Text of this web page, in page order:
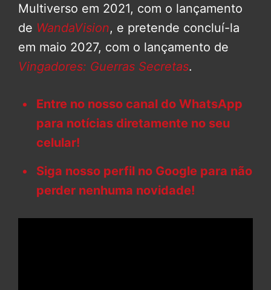
Multiverso em 2021, com o lançamento
de WandaVision, e pretende concluí-la
em maio 2027, com o lançamento de
Vingadores: Guerras Secretas.
Entre no nosso canal do WhatsApp
para notícias diretamente no seu
celular!
Siga nosso perfil no Google para não
perder nenhuma novidade!